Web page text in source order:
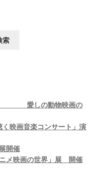
索
史 愛しの動物映画の
映画音楽コンサート」演
開催
メ映画の世界」展 開催